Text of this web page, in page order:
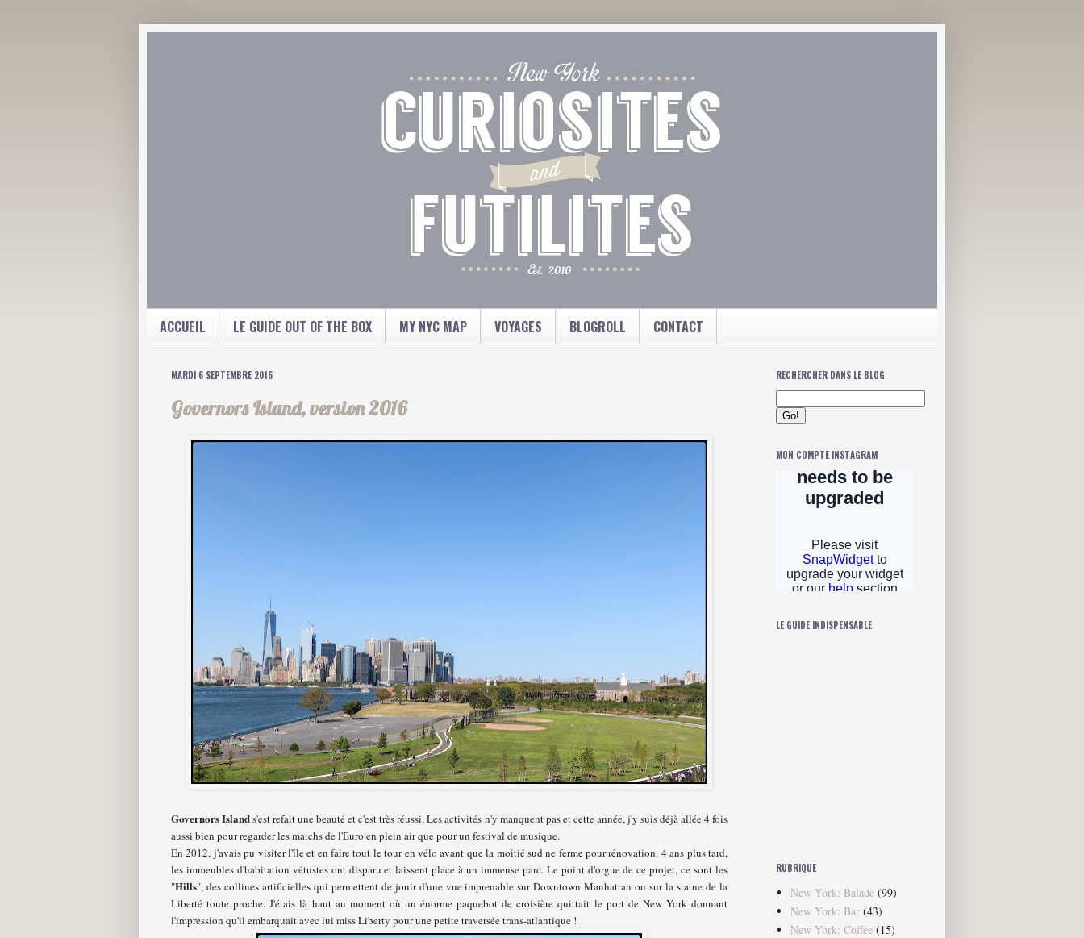
ACCUEIL LE GUIDE OUT OF THE BOX MY NYC MAP VOYAGES BLOGROLL CONTACT
MARDI 6 SEPTEMBRE 2016
Governors Island, version 2016
Governors Islands'est refait une beauté et c'est très réussi. Les activités n'y manquent pas et cette année, j'y suis déjà allée 4 fois
aussi bien pour regarder les matchs de l'Euro en plein air que pour un festival de musique.
En 2012, j'avais pu visiter l'île et en faire tout le tour en vélo avant que la moitié sud ne ferme pour rénovation. 4 ans plus tard,
les immeubles d'habitation vétustes ont disparu et laissent place à un immense parc. Le point d'orgue de ce projet, ce sont les
"Hills", des collines artificielles qui permettent de jouir d'une vue imprenable sur Downtown Manhattan ou sur la statue de la
Liberté toute proche. J'étais là haut au moment où un énorme paquebot de croisière quittait le port de New York donnant
l'impression qu'il embarquait avec lui miss Liberty pour une petite traversée trans-atlantique !
RECHERCHER DANS LE BLOG
MON COMPTE INSTAGRAM
LE GUIDE INDISPENSABLE
RUBRIQUE
New York: Balade (99)
New York: Bar (43)
New York: Coffee (15)